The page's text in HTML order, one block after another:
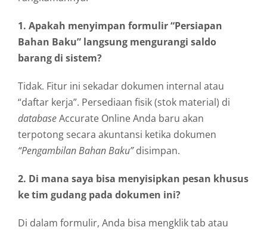
1. Apakah menyimpan formulir “Persiapan
Bahan Baku” langsung mengurangi saldo
barang di sistem?
Tidak. Fitur ini sekadar dokumen internal atau
“daftar kerja”. Persediaan fisik (stok material) di
databaseAccurate Online Anda baru akan
terpotong secara akuntansi ketika dokumen
“Pengambilan Bahan Baku”disimpan.
2. Di mana saya bisa menyisipkan pesan khusus
ke tim gudang pada dokumen ini?
Di dalam formulir, Anda bisa mengklik tab atau